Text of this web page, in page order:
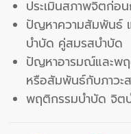
ประเมินสภาพจิตก่อ
ปัญหาความสัมพันธ์
บำบัด คู่สมรสบำบัด
ปัญหาอารมณ์และพ
หรือสัมพันธ์กับภาวะ
พฤติกรรมบำบัด จิต